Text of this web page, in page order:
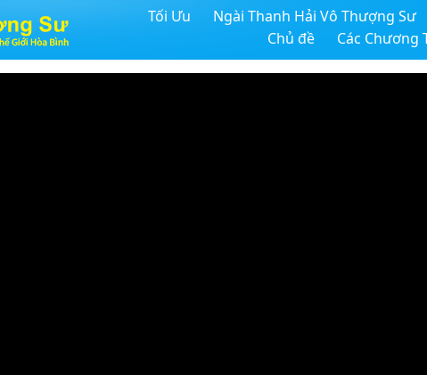
Tối Ưu Ngài Thanh Hải Vô Thượng Sư
Chủ đề
Các Chương